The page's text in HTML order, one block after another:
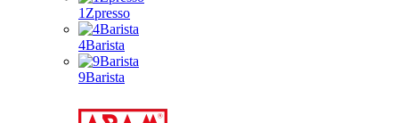
1Zpresso
4Barista
9Barista